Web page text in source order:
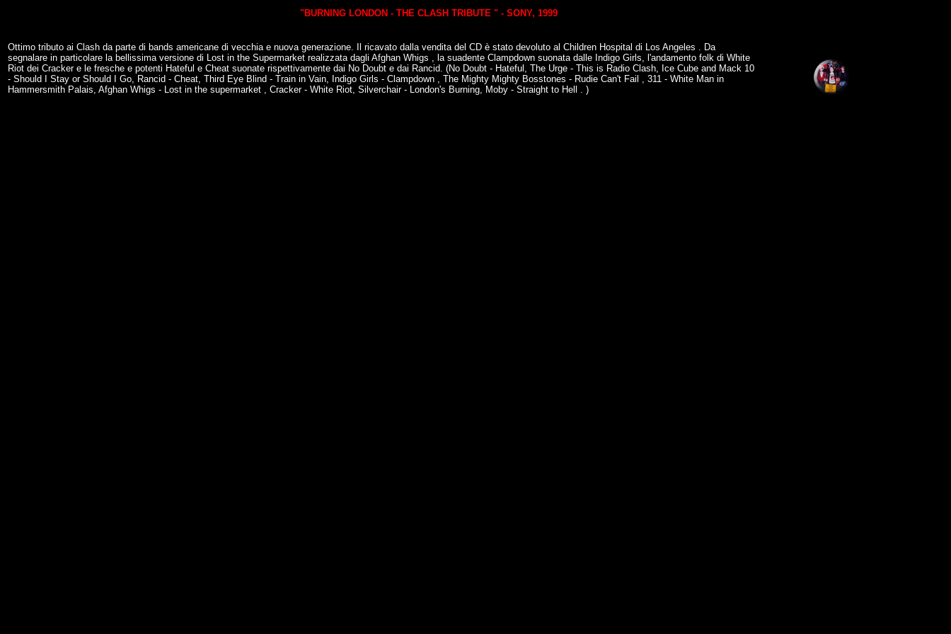
"BURNING LONDON - THE CLASH TRIBUTE " - SONY, 1999
Ottimo tributo ai Clash da parte di bands americane di vecchia e nuova generazione. Il ricavato dalla vendita del CD è stato devoluto al Children Hospital di Los Angeles . Da
segnalare in particolare la bellissima versione di Lost in the Supermarket realizzata dagli Afghan Whigs , la suadente Clampdown suonata dalle Indigo Girls, l'andamento folk di White
Riot dei Cracker e le fresche e potenti Hateful e Cheat suonate rispettivamente dai No Doubt e dai Rancid. (No Doubt - Hateful, The Urge - This is Radio Clash, Ice Cube and Mack 10
- Should I Stay or Should I Go, Rancid - Cheat, Third Eye Blind - Train in Vain, Indigo Girls - Clampdown , The Mighty Mighty Bosstones - Rudie Can't Fail , 311 - White Man in
Hammersmith Palais, Afghan Whigs - Lost in the supermarket , Cracker - White Riot, Silverchair - London's Burning, Moby - Straight to Hell . )